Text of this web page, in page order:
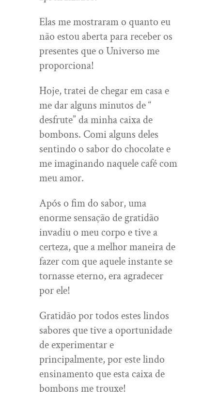
Elas me mostraram o quanto eu
não estou aberta para receber os
presentes que o Universo me
proporciona!
Hoje, tratei de chegar em casa e
me dar alguns minutos de “
desfrute” da minha caixa de
bombons. Comi alguns deles
sentindo o sabor do chocolate e
me imaginando naquele café com
meu amor.
Após o fim do sabor, uma
enorme sensação de gratidão
invadiu o meu corpo e tive a
certeza, que a melhor maneira de
fazer com que aquele instante se
tornasse eterno, era agradecer
por ele!
Gratidão por todos estes lindos
sabores que tive a oportunidade
de experimentar e
principalmente, por este lindo
ensinamento que esta caixa de
bombons me trouxe!